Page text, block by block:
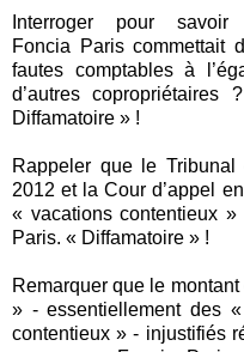
Interroger pour
Foncia Paris commettait
fautes comptables à
d’autres copropriétaires
Diffamatoire » !
Rappeler que le Tribunal
2012 et la Cour d’appel
« vacations contentieux
Paris. « Diffamatoire » !
Remarquer que le
» - essentiellement des
contentieux » - injustifiés